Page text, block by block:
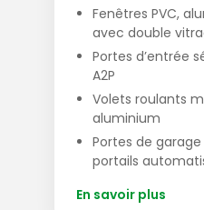
Fenêtres PVC,
avec double
Portes d’entrée
A2P
Volets roulants
aluminium
Portes de
portails
En savoir plus